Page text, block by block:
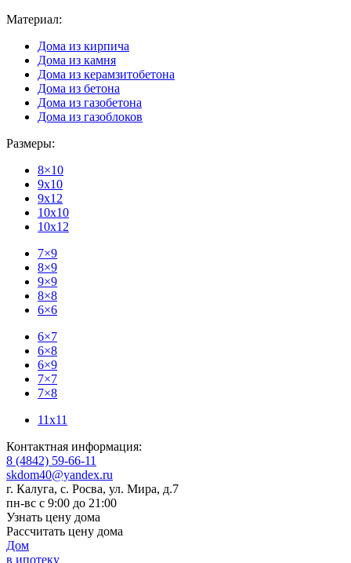
Материал:
Дома из кирпича
Дома из камня
Дома из керамзитобетона
Дома из бетона
Дома из газобетона
Дома из газоблоков
Размеры:
8×10
9x10
9x12
10x10
10x12
7×9
8×9
9×9
8×8
6×6
6×7
6×8
6×9
7×7
7×8
11x11
Контактная информация:
8 (4842) 59-66-11
skdom40@yandex.ru
г. Калуга, с. Росва, ул. Мира, д.7
пн-вс с 9:00 до 21:00
Узнать цену дома
Рассчитать цену дома
Дом
в ипотеку